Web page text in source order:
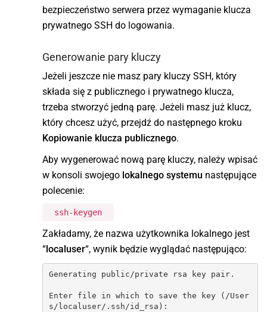
bezpieczeństwo serwera przez wymaganie klucza
prywatnego SSH do logowania.
Generowanie pary kluczy
Jeżeli jeszcze nie masz pary kluczy SSH, który
składa się z publicznego i prywatnego klucza,
trzeba stworzyć jedną parę. Jeżeli masz już klucz,
który chcesz użyć, przejdź do następnego kroku
Kopiowanie klucza publicznego.
Aby wygenerować nową parę kluczy, należy wpisać
w konsoli swojego lokalnego systemu następujące
polecenie:
ssh-keygen
Zakładamy, że nazwa użytkownika lokalnego jest
“localuser“, wynik będzie wyglądać następująco:
Generating public/private rsa key pair.
Enter file in which to save the key (/User
s/ localuser/.ssh/id_rsa):